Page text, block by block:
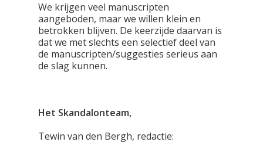
We krijgen veel manuscripten
aangeboden, maar we willen klein en
betrokken blijven. De keerzijde daarvan is
dat we met slechts een selectief deel van
de manuscripten/suggesties serieus aan
de slag kunnen.
Het Skandalonteam,
Tewin van den Bergh, redactie: